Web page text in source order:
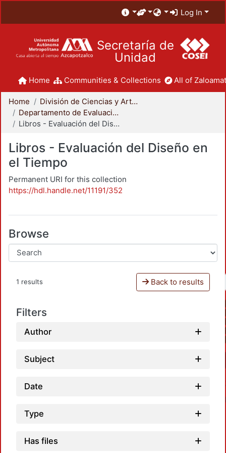
Log In
Secretaría de
Unidad
Home Communities & Collections All of
Home
División de Ciencias y Artes para el Diseño
Departamento de Evaluación del Diseño en el Tiempo
Libros - Evaluación del Diseño en el Tiempo
Libros - Evaluación del Diseño en
el Tiempo
Permanent URI for this collection
https://hdl.handle.net/11191/352
Browse
1 results Back to results
Filters
Author
Subject
Date
Type
Has files